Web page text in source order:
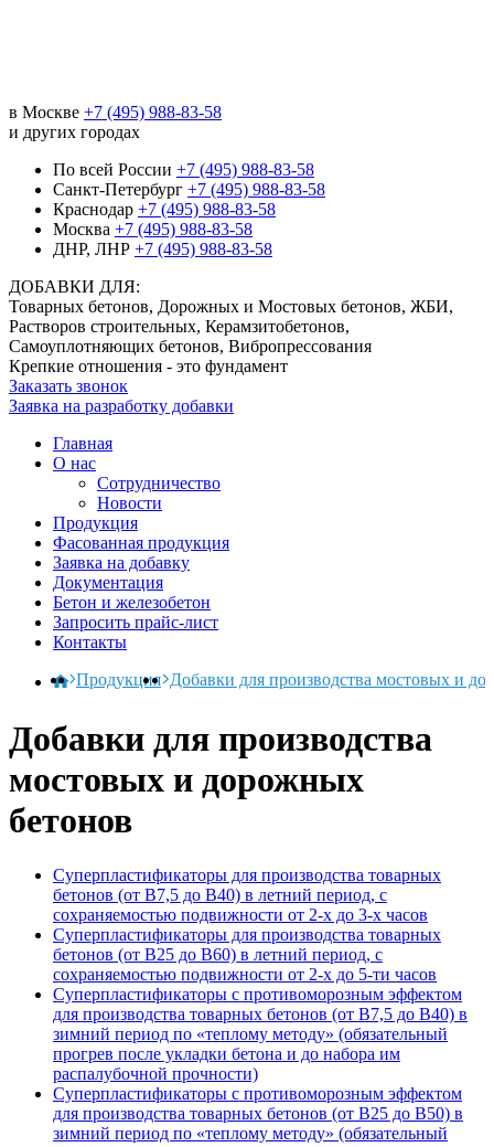
в Москве +7 (495) 988-83-58
и других городах
По всей России +7 (495) 988-83-58
Санкт-Петербург +7 (495) 988-83-58
Краснодар +7 (495) 988-83-58
Москва +7 (495) 988-83-58
ДНР, ЛНР +7 (495) 988-83-58
ДОБАВКИ ДЛЯ:
Товарных бетонов, Дорожных и Мостовых бетонов, ЖБИ,
Растворов строительных, Керамзитобетонов,
Самоуплотняющих бетонов, Вибропрессования
Крепкие отношения - это фундамент
Заказать звонок
Заявка на разработку добавки
Главная
О нас
Сотрудничество
Новости
Продукция
Фасованная продукция
Заявка на добавку
Документация
Бетон и железобетон
Запросить прайс-лист
Контакты
Продукция Добавки для производства мостовых и
Добавки для производства
мостовых и дорожных
бетонов
Суперпластификаторы для производства товарных
бетонов (от В7,5 до В40) в летний период, с
сохраняемостью подвижности от 2-х до 3-х часов
Суперпластификаторы для производства товарных
бетонов (от В25 до В60) в летний период, с
сохраняемостью подвижности от 2-х до 5-ти часов
Суперпластификаторы с противоморозным эффектом
для производства товарных бетонов (от В7,5 до В40) в
зимний период по «теплому методу» (обязательный
прогрев после укладки бетона и до набора им
распалубочной прочности)
Суперпластификаторы с противоморозным эффектом
для производства товарных бетонов (от В25 до В50) в
зимний период по «теплому методу» (обязательный